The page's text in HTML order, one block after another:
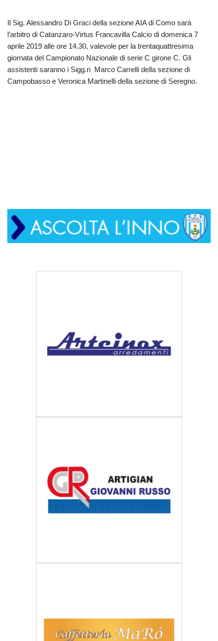
Il Sig. Alessandro Di Graci della sezione AIA di Como sarà
l’arbitro di Catanzaro-Virtus Francavilla Calcio di domenica 7
aprile 2019 alle ore 14.30, valevole per la trentaquattresima
giornata del Campionato Nazionale di serie C girone C. Gli
assistenti saranno i Sigg.ri Marco Carrelli della sezione di
Campobasso e Veronica Martinelli della sezione di Seregno.